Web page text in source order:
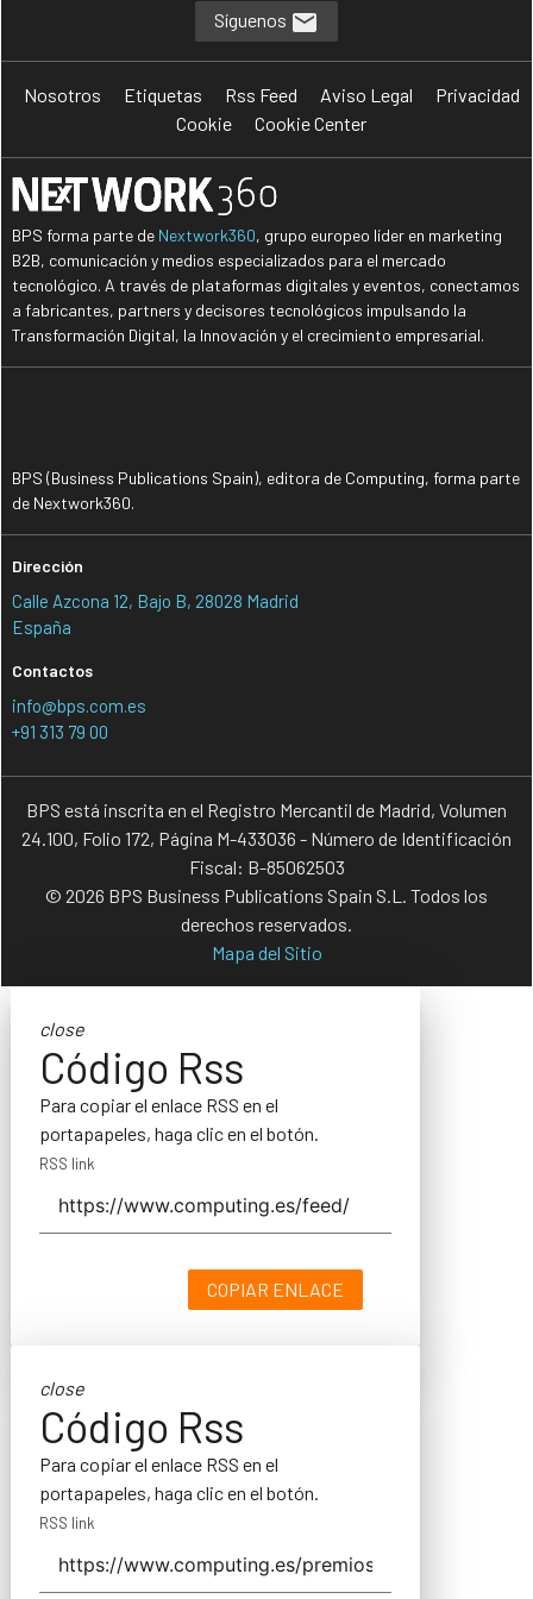
Síguenos
Nosotros Etiquetas Rss Feed Aviso Legal
Privacidad
Cookie
Cookie Center
BPS forma parte de Nextwork360, grupo europeo líder en marketing
B2B, comunicación y medios especializados para el mercado
tecnológico. A través de plataformas digitales y eventos, conectamos
a fabricantes, partners y decisores tecnológicos impulsando la
Transformación Digital, la Innovación y el crecimiento empresarial.
BPS (Business Publications Spain), editora de Computing, forma parte
de Nextwork360.
Dirección
Calle Azcona 12, Bajo B, 28028 Madrid
España
Contactos
info@bps.com.es
+91 313 79 00
BPS está inscrita en el Registro Mercantil de Madrid, Volumen
24.100, Folio 172, Página M-433036 - Número de Identificación
Fiscal: B-85062503
© 2026 BPS Business Publications Spain S.L. Todos los
derechos reservados.
Mapa del Sitio
close
Código Rss
Para copiar el enlace RSS en el
portapapeles, haga clic en el botón.
RSS link
COPIAR ENLACE
close
Código Rss
Para copiar el enlace RSS en el
portapapeles, haga clic en el botón.
RSS link